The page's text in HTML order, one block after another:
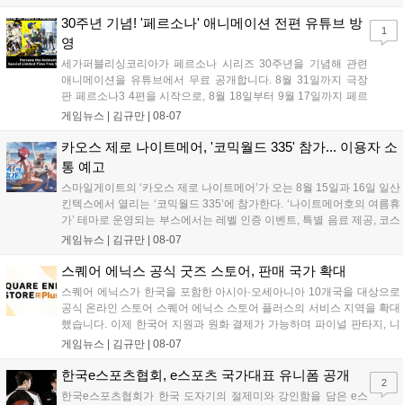
따뜻한 실천에 참여한 모든 임직원에게 감사의 뜻을 전하며 헌혈 문화
확산에 앞장섰습니다....
30주년 기념! '페르소나' 애니메이션 전편 유튜브 방
영
세가퍼블리싱코리아가 페르소나 시리즈 30주년을 기념해 관련
애니메이션을 유튜브에서 무료 공개합니다. 8월 31일까지 극장
판 페르소나3 4편을 시작으로, 8월 18일부터 9월 17일까지 페르
소나4 더 골든 12화, 9월 15일부터 10월 14일까지 페르소나5 시
시지를 모집하며, 선정된 내용은 기념 영상 및 대형 전광판에 소
개될 예정입니다....
게임뉴스 | 김규만 08-07
1
카오스 제로 나이트메어, '코믹월드 335' 참가... 이용자 소
통 예고
스마일게이트의 ‘카오스 제로 나이트메어’가 오는 8월 15일과 16일 일산
킨텍스에서 열리는 ‘코믹월드 335’에 참가한다. ‘나이트메어호의 여름휴
가’ 테마로 운영되는 부스에서는 레벨 인증 이벤트, 특별 음료 제공, 코스
프레 모델 포토존 등 다채로운 행사가 진행된다. 유명 코스어 7인이 캐릭
세한 정보는 공식 커뮤니티에서 확인 가능하다....
게임뉴스 | 김규만 08-07
스퀘어 에닉스 공식 굿즈 스토어, 판매 국가 확대
스퀘어 에닉스가 한국을 포함한 아시아·오세아니아 10개국을 대상으로
공식 온라인 스토어 스퀘어 에닉스 스토어 플러스의 서비스 지역을 확대
했습니다. 이제 한국어 지원과 원화 결제가 가능하며 파이널 판타지, 니
어 등 주요 게임의 피규어, 굿즈를 구매할 수 있습니다. 신상품이 순차적
용 가능합니다....
게임뉴스 | 김규만 08-07
한국e스포츠협회, e스포츠 국가대표 유니폼 공개
한국e스포츠협회가 한국 도자기의 절제미와 강인함을 담은 e스
2